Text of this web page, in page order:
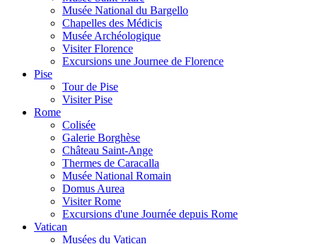
Musée National du Bargello
Chapelles des Médicis
Musée Archéologique
Visiter Florence
Excursions une Journee de Florence
Pise
Tour de Pise
Visiter Pise
Rome
Colisée
Galerie Borghèse
Château Saint-Ange
Thermes de Caracalla
Musée National Romain
Domus Aurea
Visiter Rome
Excursions d'une Journée depuis Rome
Vatican
Musées du Vatican